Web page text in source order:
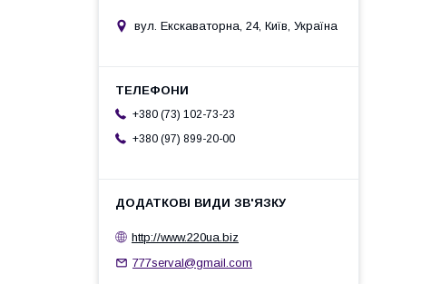
вул. Екскаваторна, 24, Київ, Україна
+380 (73) 102-73-23
+380 (97) 899-20-00
http://www.220ua.biz
777serval@gmail.com